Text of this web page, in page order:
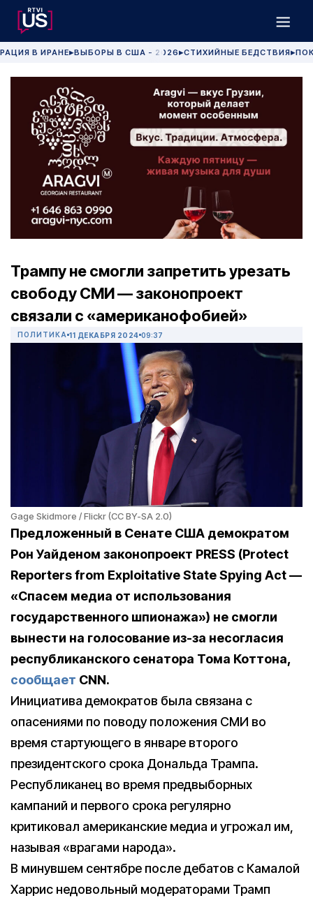
В ИРАНЕ▶ВЫБОРЫ В США - 2026 ▶СТИХИЙНЫЕ БЕДСТВИЯ▶
Трампу не смогли запретить урезать
свободу СМИ — законопроект
связали с «американофобией»
ПОЛИТИКА 11 ДЕКАБРЯ 2024 09:37
Gage Skidmore / Flickr (CC BY-SA 2.0)
Предложенный в Сенате США демократом
Рон Уайденом законопроект PRESS (Protect
Reporters from Exploitative State Spying Act —
«Спасем медиа от использования
государственного шпионажа») не смогли
вынести на голосование из-за несогласия
республиканского сенатора Тома Коттона,
сообщает CNN.
Инициатива демократов была связана с
опасениями по поводу положения СМИ во
время стартующего в январе второго
президентского срока Дональда Трампа.
Республиканец во время предвыборных
кампаний и первого срока регулярно
критиковал американские медиа и угрожал им,
называя «врагами народа».
В минувшем сентябре после дебатов с Камалой
Харрис недовольный модераторами Трамп